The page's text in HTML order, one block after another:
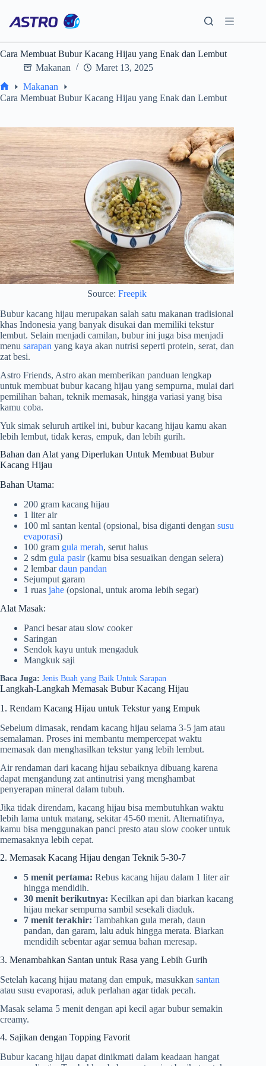
content
Cara Membuat Bubur Kacang Hijau yang Enak dan Lembut
Makanan
Maret 13, 2025
Home
Makanan
Cara Membuat Bubur Kacang Hijau yang Enak dan Lembut
Source:Freepik
Bubur kacang hijau merupakan salah satu makanan tradisional
khas Indonesia yang banyak disukai dan memiliki tekstur
lembut. Selain menjadi camilan, bubur ini juga bisa menjadi
menu sarapan yang kaya akan nutrisi seperti protein, serat, dan
zat besi.
Astro Friends, Astro akan memberikan panduan lengkap
untuk membuat bubur kacang hijau yang sempurna, mulai dari
pemilihan bahan, teknik memasak, hingga variasi yang bisa
kamu coba.
Yuk simak seluruh artikel ini, bubur kacang hijau kamu akan
lebih lembut, tidak keras, empuk, dan lebih gurih.
Bahan dan Alat yang Diperlukan Untuk Membuat Bubur
Kacang Hijau
Bahan Utama:
200 gram kacang hijau
1 liter air
100 ml santan kental (opsional, bisa diganti dengan susu
evaporasi)
100 gram gula merah, serut halus
2 sdm gula pasir(kamu bisa sesuaikan dengan selera)
2 lembardaun pandan
Sejumput garam
1 ruas jahe (opsional, untuk aroma lebih segar)
Alat Masak:
Panci besar atau slow cooker
Saringan
Sendok kayu untuk mengaduk
Mangkuk saji
Baca Juga: Jenis Buah yang Baik Untuk Sarapan
Langkah-Langkah Memasak Bubur Kacang Hijau
1. Rendam Kacang Hijau untuk Tekstur yang Empuk
Sebelum dimasak, rendam kacang hijau selama 3-5 jam atau
semalaman. Proses ini membantu mempercepat waktu
memasak dan menghasilkan tekstur yang lebih lembut.
Air rendaman dari kacang hijau sebaiknya dibuang karena
dapat mengandung zat antinutrisi yang menghambat
penyerapan mineral dalam tubuh.
Jika tidak direndam, kacang hijau bisa membutuhkan waktu
lebih lama untuk matang, sekitar 45-60 menit. Alternatifnya,
kamu bisa menggunakan panci presto atau slow cooker untuk
memasaknya lebih cepat.
2. Memasak Kacang Hijau dengan Teknik 5-30-7
5 menit pertama: Rebus kacang hijau dalam 1 liter air
hingga mendidih.
30 menit berikutnya: Kecilkan api dan biarkan kacang
hijau mekar sempurna sambil sesekali diaduk.
7 menit terakhir: Tambahkan gula merah, daun
pandan, dan garam, lalu aduk hingga merata. Biarkan
mendidih sebentar agar semua bahan meresap.
3. Menambahkan Santan untuk Rasa yang Lebih Gurih
Setelah kacang hijau matang dan empuk, masukkan santan
atau susu evaporasi, aduk perlahan agar tidak pecah.
Masak selama 5 menit dengan api kecil agar bubur semakin
creamy.
4. Sajikan dengan Topping Favorit
Bubur kacang hijau dapat dinikmati dalam keadaan hangat